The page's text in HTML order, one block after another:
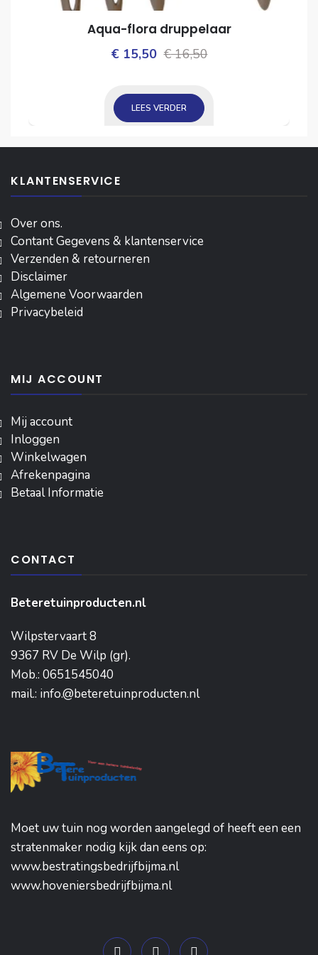
Aqua-flora druppelaar
€16,50Oorspronkelijke
€15,50
Huidige
LEES VERDER
KLANTENSERVICE
Over ons.
Contant Gegevens & klantenservice
Verzenden & retourneren
Disclaimer
Algemene Voorwaarden
Privacybeleid
MIJ ACCOUNT
Mij account
Inloggen
‎Winkelwagen
Afrekenpagina
Betaal Informatie
CONTACT
Beteretuinproducten.nl
Wilpstervaart 8
9367 RV De Wilp (gr).
Mob.: 0651545040
mail.: info.@beteretuinproducten.nl
Moet uw tuin nog worden aangelegd of heeft een een
stratenmaker nodig kijk dan eens op:
www.bestratingsbedrijfbijma.nl
www.hoveniersbedrijfbijma.nl